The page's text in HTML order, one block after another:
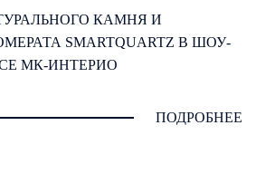
КАМНЯ И
SMARTQUARTZ В ШОУ-
МК-ИНТЕРИО
ПОДРОБНЕЕ